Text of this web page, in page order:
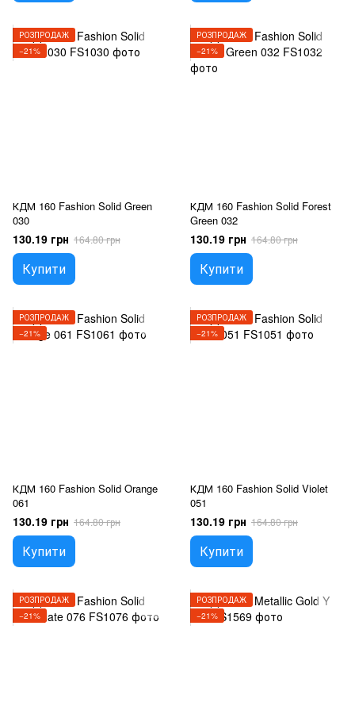
РОЗПРОДАЖ
−21%
КДМ 160 Fashion Solid Green
030
130.19 грн 164.80 грн
Купити
РОЗПРОДАЖ
−21%
КДМ 160 Fashion Solid Forest
Green 032
130.19 грн 164.80 грн
Купити
РОЗПРОДАЖ
−21%
КДМ 160 Fashion Solid Orange
061
130.19 грн 164.80 грн
Купити
РОЗПРОДАЖ
−21%
КДМ 160 Fashion Solid Violet
051
130.19 грн 164.80 грн
Купити
РОЗПРОДАЖ
−21%
РОЗПРОДАЖ
−21%